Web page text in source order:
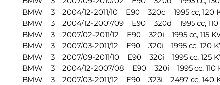
BMW 3 2004/12-2011/10 E90 320d 1995 cc, 120
BMW 3 2004/12-2007/09 E90 320d 1995 cc, 110
BMW 3 2007/02-2011/12 E90 320i 1995 cc, 115
BMW 3 2007/03-2011/12 E90 320i 1995 cc, 120
BMW 3 2007/09-2011/10 E90 320i 1995 cc, 125
BMW 3 2004/12-2007/08 E90 320i 1995 cc, 110
BMW 3 2007/03-2011/12 E90 323i 2497 cc, 140